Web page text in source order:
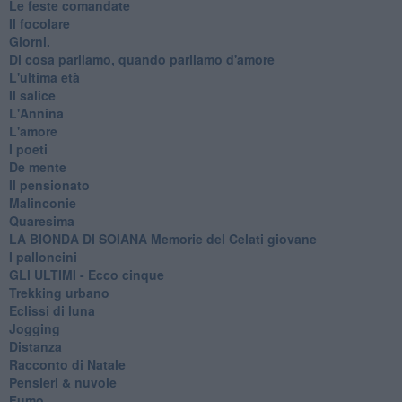
Le feste comandate
Il focolare
Giorni.
Di cosa parliamo, quando parliamo d'amore
L'ultima età
Il salice
L'Annina
L'amore
I poeti
De mente
Il pensionato
Malinconie
Quaresima
LA BIONDA DI SOIANA Memorie del Celati giovane
I palloncini
GLI ULTIMI - Ecco cinque
Trekking urbano
Eclissi di luna
Jogging
Distanza
Racconto di Natale
Pensieri & nuvole